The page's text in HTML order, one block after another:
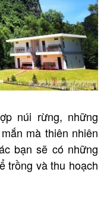
núi rừng, những
mà thiên nhiên
bạn sẽ có những
trồng và thu hoạch